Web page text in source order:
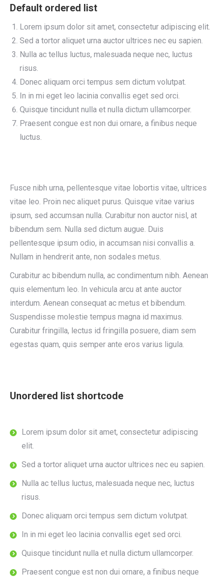
Default ordered list
Lorem ipsum dolor sit amet, consectetur adipiscing elit.
Sed a tortor aliquet urna auctor ultrices nec eu sapien.
Nulla ac tellus luctus, malesuada neque nec, luctus
risus.
Donec aliquam orci tempus sem dictum volutpat.
In in mi eget leo lacinia convallis eget sed orci.
Quisque tincidunt nulla et nulla dictum ullamcorper.
Praesent congue est non dui ornare, a finibus neque
luctus.
Fusce nibh urna, pellentesque vitae lobortis vitae, ultrices
vitae leo. Proin nec aliquet purus. Quisque vitae varius
ipsum, sed accumsan nulla. Curabitur non auctor nisl, at
bibendum sem. Nulla sed dictum augue. Duis
pellentesque ipsum odio, in accumsan nisi convallis a.
Nullam in hendrerit ante, non sodales metus.
Curabitur ac bibendum nulla, ac condimentum nibh. Aenean
quis elementum leo. In vehicula arcu at ante auctor
interdum. Aenean consequat ac metus et bibendum.
Suspendisse molestie tempus magna id maximus.
Curabitur fringilla, lectus id fringilla posuere, diam sem
egestas quam, quis semper ante eros varius ligula.
Unordered list shortcode
Lorem ipsum dolor sit amet, consectetur adipiscing
elit.
Sed a tortor aliquet urna auctor ultrices nec eu sapien.
Nulla ac tellus luctus, malesuada neque nec, luctus
risus.
Donec aliquam orci tempus sem dictum volutpat.
In in mi eget leo lacinia convallis eget sed orci.
Quisque tincidunt nulla et nulla dictum ullamcorper.
Praesent congue est non dui ornare, a finibus neque